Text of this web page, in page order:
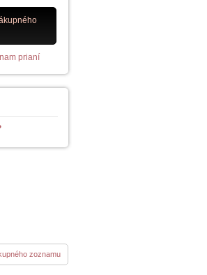
prianí
zoznamu